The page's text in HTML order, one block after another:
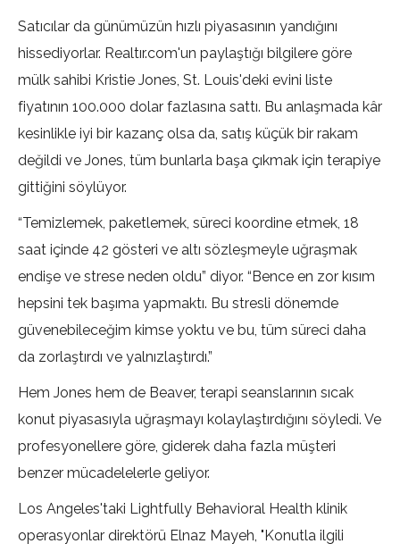
Satıcılar da günümüzün hızlı piyasasının yandığını
hissediyorlar. Realtır.com'un paylaştığı bilgilere göre
mülk sahibi Kristie Jones, St. Louis'deki evini liste
fiyatının 100.000 dolar fazlasına sattı. Bu anlaşmada kâr
kesinlikle iyi bir kazanç olsa da, satış küçük bir rakam
değildi ve Jones, tüm bunlarla başa çıkmak için terapiye
gittiğini söylüyor.
“Temizlemek, paketlemek, süreci koordine etmek, 18
saat içinde 42 gösteri ve altı sözleşmeyle uğraşmak
endişe ve strese neden oldu” diyor. “Bence en zor kısım
hepsini tek başıma yapmaktı. Bu stresli dönemde
güvenebileceğim kimse yoktu ve bu, tüm süreci daha
da zorlaştırdı ve yalnızlaştırdı.”
Hem Jones hem de Beaver, terapi seanslarının sıcak
konut piyasasıyla uğraşmayı kolaylaştırdığını söyledi. Ve
profesyonellere göre, giderek daha fazla müşteri
benzer mücadelelerle geliyor.
Los Angeles'taki Lightfully Behavioral Health klinik
operasyonlar direktörü Elnaz Mayeh, "Konutla ilgili